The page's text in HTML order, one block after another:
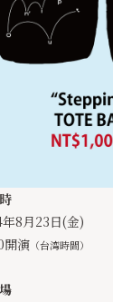
8月23日(金)
開演 （台湾時間）